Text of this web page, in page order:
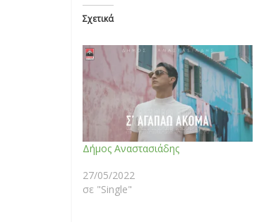
Σχετικά
Δήμος Αναστασιάδης
27/05/2022
σε "Single"